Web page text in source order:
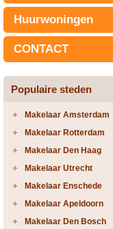
Huurwoningen
CONTACT
Populaire steden
Makelaar Amsterdam
Makelaar Rotterdam
Makelaar Den Haag
Makelaar Utrecht
Makelaar Enschede
Makelaar Apeldoorn
Makelaar Den Bosch